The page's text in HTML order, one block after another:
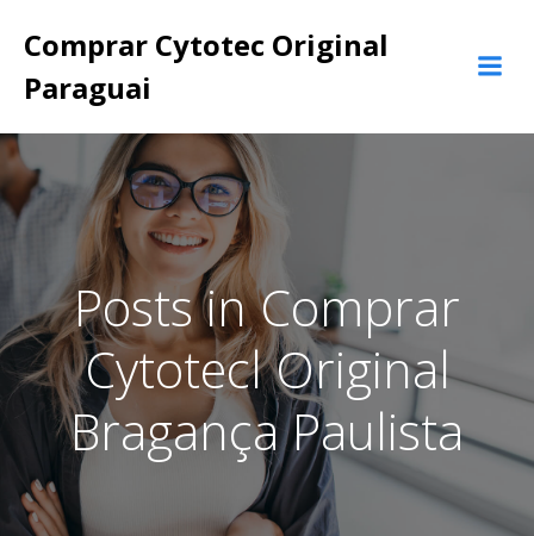
para
Comprar Cytotec Original
Paraguai
Posts in Comprar
Cytotecl Original
Bragança Paulista